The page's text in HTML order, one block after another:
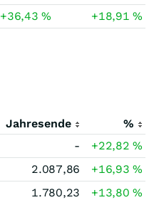
+36,43% +18,91%
Jahresende
%
- +22,82%
2.087,86 +16,93%
1.780,23 +13,80%